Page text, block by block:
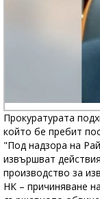
Прокуратурата
който бе пребит
"Под надзора на
извършват
производство за
НК – причиняване